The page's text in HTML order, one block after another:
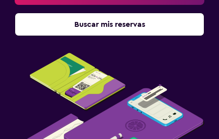
Buscar mis reservas